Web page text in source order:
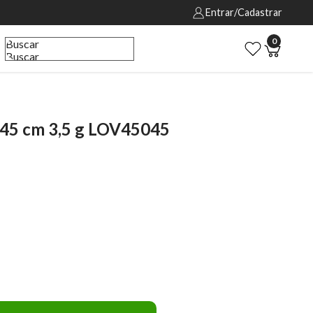
Entrar/Cadastrar
Buscar
Buscar
0
cm 3,5 g LOV45045